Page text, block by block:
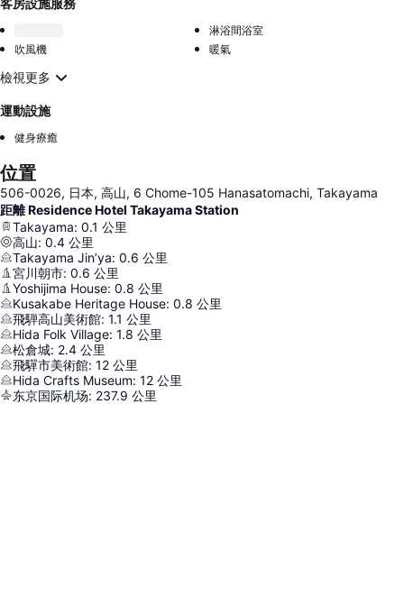
淋浴間浴室
吹風機
暖氣
檢視更多
運動設施
健身療癒
位置
506-0026, 日本, 高山, 6 Chome-105 Hanasatomachi, Takayama
距離 Residence Hotel Takayama Station
Takayama: 0.1 公里
高山: 0.4 公里
Takayama Jin’ya: 0.6 公里
宮川朝市: 0.6 公里
Yoshijima House: 0.8 公里
Kusakabe Heritage House: 0.8 公里
飛騨高山美術館: 1.1 公里
Hida Folk Village: 1.8 公里
松倉城: 2.4 公里
飛驒市美術館: 12 公里
Hida Crafts Museum: 12 公里
东京国际机场: 237.9 公里